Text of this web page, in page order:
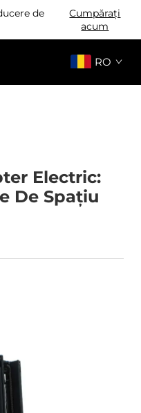
de
Cumpărați
acum
RO
Electric:
De Spațiu